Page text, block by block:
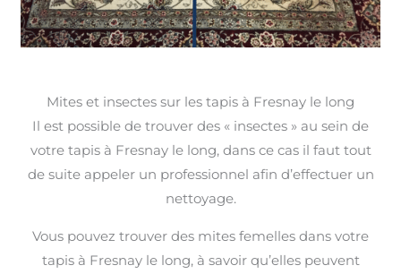
Mites et insectes sur les tapis à Fresnay le long
Il est possible de trouver des « insectes » au sein de
votre tapis à Fresnay le long, dans ce cas il faut tout
de suite appeler un professionnel afin d’effectuer un
nettoyage.
Vous pouvez trouver des mites femelles dans votre
tapis à Fresnay le long, à savoir qu’elles peuvent